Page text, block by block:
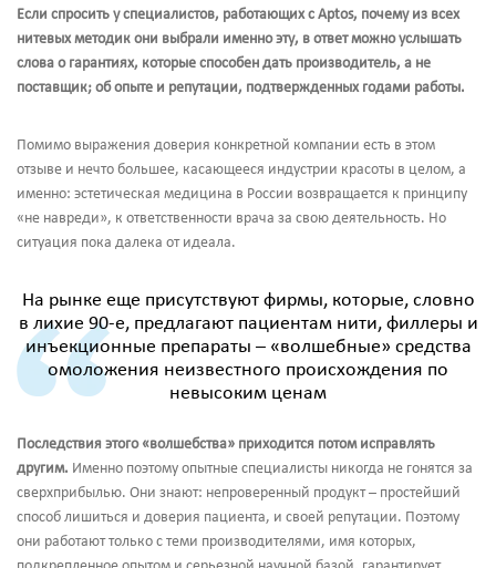
Если спросить у специалистов, работающих с Aptos, почему из всех
нитевых методик они выбрали именно эту, в ответ можно услышать
слова о гарантиях, которые способен дать производитель, а не
поставщик; об опыте и репутации, подтвержденных годами работы.
Помимо выражения доверия конкретной компании есть в этом
отзыве и нечто большее, касающееся индустрии красоты в целом, а
именно: эстетическая медицина в России возвращается к принципу
«не навреди», к ответственности врача за свою деятельность. Но
ситуация пока далека от идеала.
На рынке еще присутствуют фирмы, которые, словно
в лихие 90-е, предлагают пациентам нити, филлеры и
инъекционные препараты – «волшебные» средства
омоложения неизвестного происхождения по
невысоким ценам
Последствия этого «волшебства» приходится потом исправлять
другим. Именно поэтому опытные специалисты никогда не гонятся за
сверхприбылью. Они знают: непроверенный продукт – простейший
способ лишиться и доверия пациента, и своей репутации. Поэтому
они работают только с теми производителями, имя которых,